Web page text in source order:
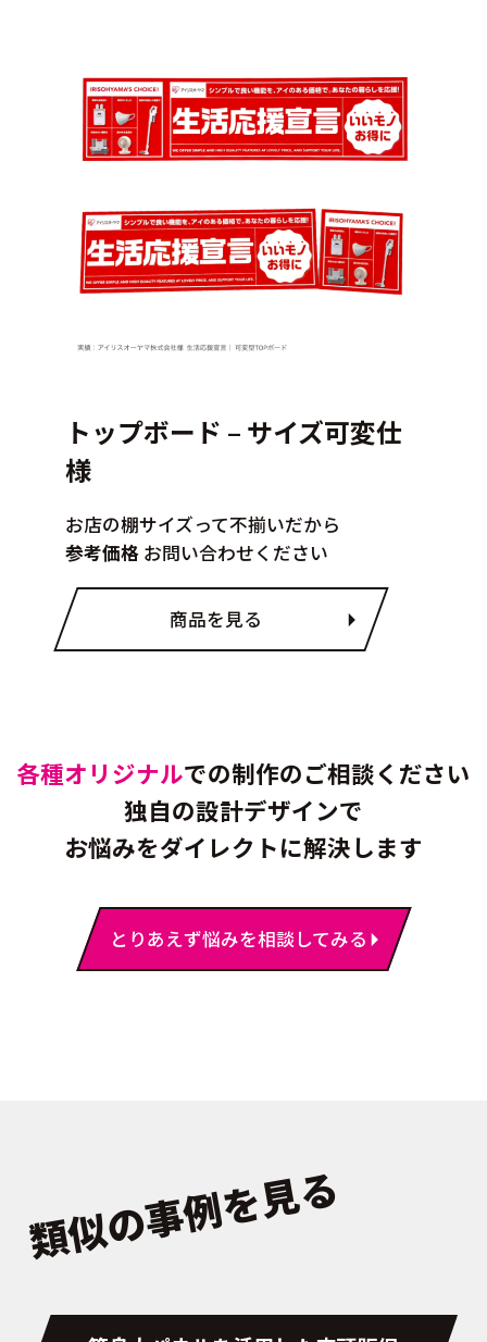
トップボード – サイズ可変仕
様
お店の棚サイズって不揃いだから
参考価格 お問い合わせください
商品を見る
各種オリジナルでの制作のご相談ください
独自の設計デザインで
お悩みをダイレクトに解決します
とりあえず悩みを相談してみる
類似の事例を見る